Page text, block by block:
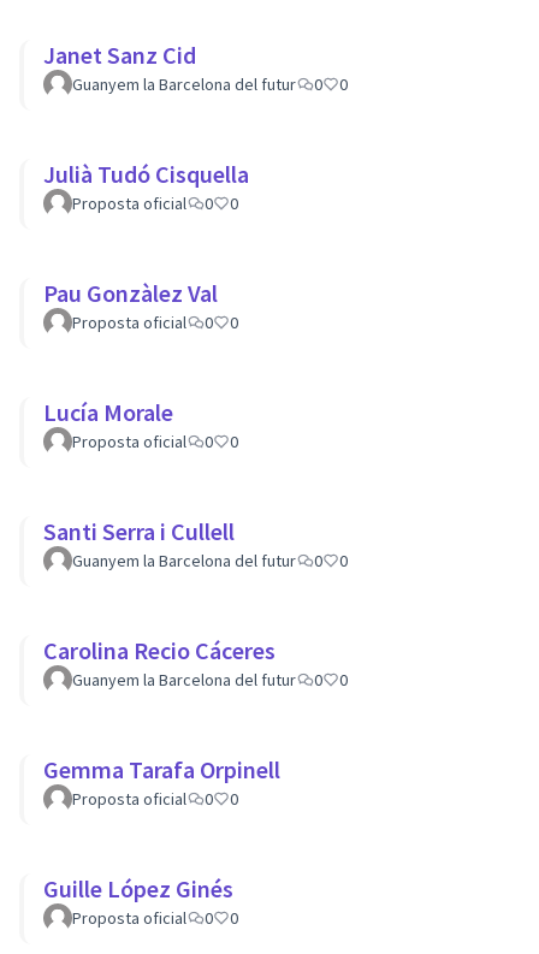
Janet Sanz Cid
Guanyem la Barcelona del futur 0 0
Julià Tudó Cisquella
Proposta oficial 0 0
Pau Gonzàlez Val
Proposta oficial 0 0
Lucía Morale
Proposta oficial 0 0
Santi Serra i Cullell
Guanyem la Barcelona del futur 0 0
Carolina Recio Cáceres
Guanyem la Barcelona del futur 0 0
Gemma Tarafa Orpinell
Proposta oficial 0 0
Guille López Ginés
Proposta oficial 0 0